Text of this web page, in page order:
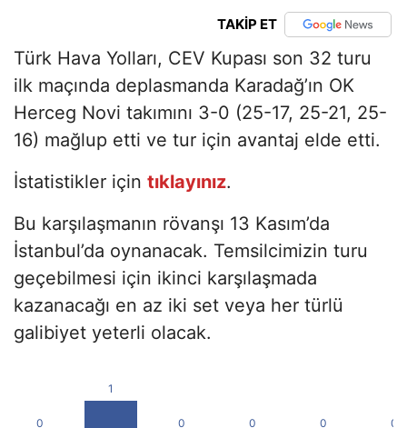
TAKİP ET
Türk Hava Yolları, CEV Kupası son 32 turu
ilk maçında deplasmanda Karadağ’ın OK
Herceg Novi takımını 3-0 (25-17, 25-21, 25-
16) mağlup etti ve tur için avantaj elde etti.
İstatistikler için tıklayınız.
Bu karşılaşmanın rövanşı 13 Kasım’da
İstanbul’da oynanacak. Temsilcimizin turu
geçebilmesi için ikinci karşılaşmada
kazanacağı en az iki set veya her türlü
galibiyet yeterli olacak.